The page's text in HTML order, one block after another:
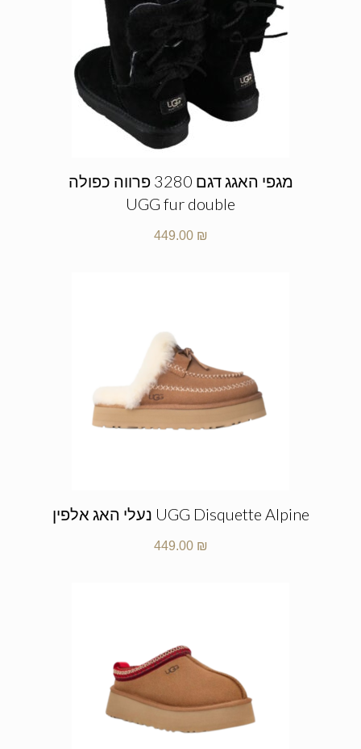
מגפי האגג דגם 3280 פרווה כפולה
UGG fur double
449.00 ₪
UGG Disquette Alpine נעלי האג אלפין
449.00 ₪